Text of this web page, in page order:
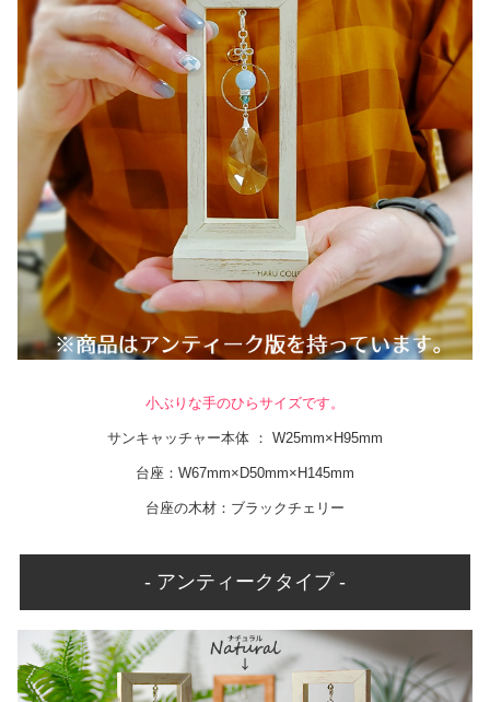
小ぶりな手のひらサイズです。
サンキャッチャー本体 ： W25mm×H95mm
台座：W67mm×D50mm×H145mm
台座の木材：ブラックチェリー
- アンティークタイプ -